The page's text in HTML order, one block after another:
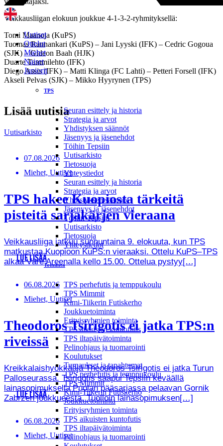
Uutiset
Ottelut
Miehet
Naiset
Juniorit
TPS
Seuran esittely ja historia
Strategia ja arvot
Yhdistyksen säännöt
Jäsenyys ja jäsenehdot
Töihin Tepsiin
Uutisarkisto
Tietosuoja
Yhteystiedot
Seuran esittely ja historia
Strategia ja arvot
Yhdistyksen säännöt
Jäsenyys ja jäsenehdot
Töihin Tepsiin
Uutisarkisto
Tietosuoja
Yhteystiedot
Toiminta
TPS perhefutis ja temppukoulu
TPS Mimmit
Kimi-Tiikerin Futiskerho
Joukkuetoiminta
Erityisryhmien toiminta
TPS aikuisten kuntofutis
TPS iltapäivätoiminta
Pelinohjaus ja tuomarointi
Koulutukset
Turnaukset ja tapahtumat
TPS perhefutis ja temppukoulu
TPS Mimmit
Kimi-Tiikerin Futiskerho
Joukkuetoiminta
Erityisryhmien toiminta
TPS aikuisten kuntofutis
TPS iltapäivätoiminta
Pelinohjaus ja tuomarointi
Veikkausliigan elokuun joukkue 4-1-3-2-ryhmityksellä:
Tomi Maanoja (KuPS)
Tuomas Rannankari (KuPS) – Jani Lyyski (IFK) – Cedric Gogoua
(SJK) – Gideon Baah (HJK)
Duarte Tammilehto (IFK)
Diego Assis (IFK) – Matti Klinga (FC Lahti) – Petteri Forsell (IFK)
Akseli Pelvas (SJK) – Mikko Hyyrynen (TPS)
Lisää uutisia
Uutisarkisto
07.08.2026
Miehet, Uutiset
TPS hakee Kuopiosta tärkeitä
pisteitä sarjakärjen vieraana
Veikkausliiga jatkuu sunnuntaina 9. elokuuta, kun TPS
matkustaa Kuopioon KuPS:n vieraaksi. Ottelu KuPS–TPS
alkaa Väre Areenalla kello 15.00. Ottelua pystyy[…]
LUE LISÄÄ
06.08.2026
Miehet, Uutiset
Theodoros Tsirigotis ei jatka TPS:n
riveissä
Kreikkalaishyökkääjä Theodoros Tsirigotis ei jatka Turun
Palloseurassa. Tsirigotis saapui Tepsiin keväällä
lainasopimuksella Puolan pääsarjassa pelaavan Gornik
Zabrzen joukkueesta. Tuolloin lainasopimuksen[…]
LUE LISÄÄ
06.08.2026
Miehet, Uutiset